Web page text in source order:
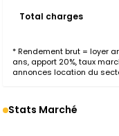
Total charges
* Rendement brut = loyer
ans, apport 20%, taux
annonces location du
Stats Marché